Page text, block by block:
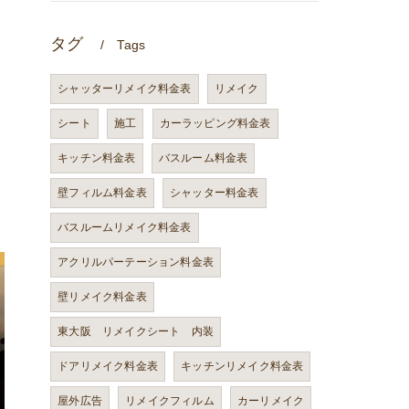
タグ Tags
シャッターリメイク料金表 リメイク
シート 施工 カーラッピング料金表
キッチン料金表 バスルーム料金表
壁フィルム料金表 シャッター料金表
バスルームリメイク料金表
アクリルパーテーション料金表
壁リメイク料金表
東大阪 リメイクシート 内装
ドアリメイク料金表 キッチンリメイク料金表
屋外広告 リメイクフィルム カーリメイク